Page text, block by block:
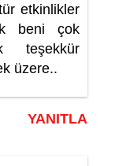
etkinlikler
beni çok
teşekkür
üzere..
YANITLA